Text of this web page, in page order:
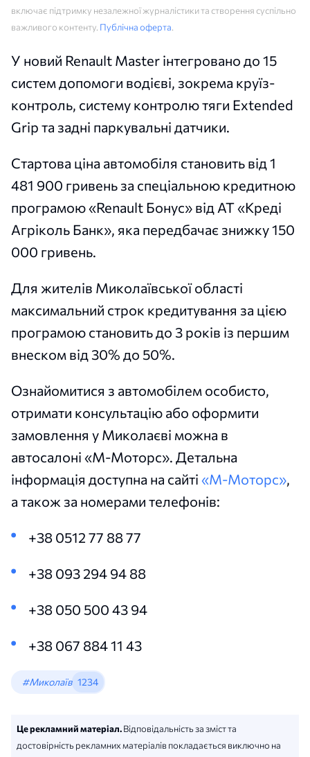
включає підтримку незалежної журналістики та створення суспільно
важливого контенту. Публічна оферта.
У новий Renault Master інтегровано до 15
систем допомоги водієві, зокрема круїз-
контроль, систему контролю тяги Extended
Grip та задні паркувальні датчики.
Стартова ціна автомобіля становить від 1
481 900 гривень за спеціальною кредитною
програмою «Renault Бонус» від АТ «Креді
Агріколь Банк», яка передбачає знижку 150
000 гривень.
Для жителів Миколаївської області
максимальний строк кредитування за цією
програмою становить до 3 років із першим
внеском від 30% до 50%.
Ознайомитися з автомобілем особисто,
отримати консультацію або оформити
замовлення у Миколаєві можна в
автосалоні «М-Моторс». Детальна
інформація доступна на сайті «М-Моторс»,
а також за номерами телефонів:
+38 0512 77 88 77
+38 093 294 94 88
+38 050 500 43 94
+38 067 884 11 43
#Миколаїв 1234
Це рекламний матеріал.Відповідальність за зміст та
достовірність рекламних матеріалів покладається виключно на